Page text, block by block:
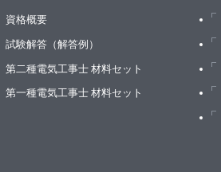
資格概要
試験解答（解答例）
第二種電気工事士 材料セット
第一種電気工事士 材料セット